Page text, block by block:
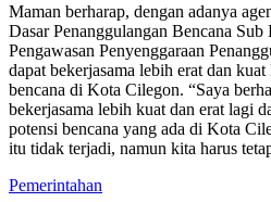
Maman berharap, dengan adanya
Dasar Penanggulangan Bencana Sub
Pengawasan Penyenggaraan
dapat bekerjasama lebih erat dan
bencana di Kota Cilegon. “Saya
bekerjasama lebih kuat dan erat lagi
potensi bencana yang ada di Kota
itu tidak terjadi, namun kita harus
Pemerintahan